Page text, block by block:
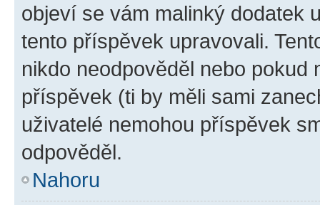
objeví se vám malinký dodatek
tento příspěvek upravovali.
nikdo neodpověděl nebo pokud
příspěvek (ti by měli sami
uživatelé nemohou příspěvek
odpověděl.
Nahoru